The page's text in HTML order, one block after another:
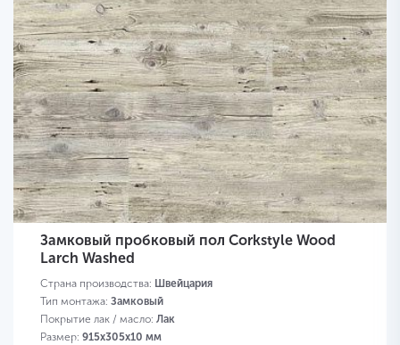
Замковый пробковый пол Corkstyle Wood
Larch Washed
Страна производства: Швейцария
Тип монтажа: Замковый
Покрытие лак / масло: Лак
Размер: 915х305х10 мм